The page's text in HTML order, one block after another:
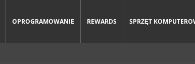
OPROGRAMOWANIE REWARDS SPRZĘT